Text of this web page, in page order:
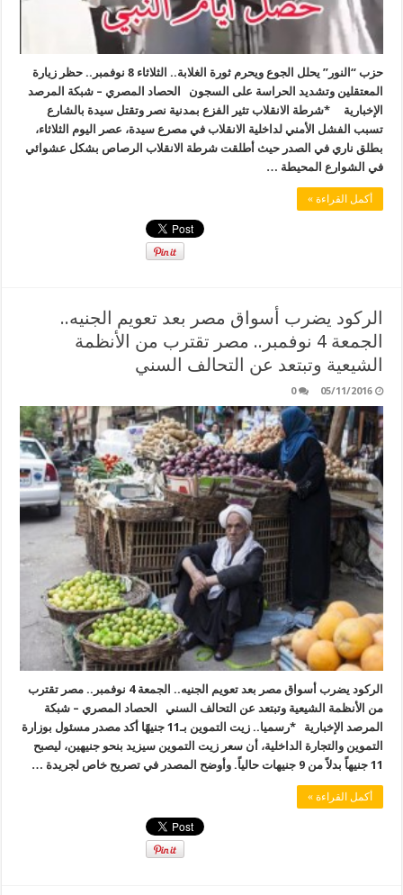
حزب “النور” يحلل الجوع ويحرم ثورة الغلابة.. الثلاثاء 8 نوفمبر.. حظر زيارة
المعتقلين وتشديد الحراسة على السجون الحصاد المصري – شبكة المرصد
الإخبارية *شرطة الانقلاب تثير الفزع بمدنية نصر وتقتل سيدة بالشارع
تسبب الفشل الأمني لداخلية الانقلاب في مصرع سيدة، عصر اليوم الثلاثاء،
بطلق ناري في الصدر حيث أطلقت شرطة الانقلاب الرصاص بشكل عشوائي
في الشوارع المحيطة …
أكمل القراءة »
الركود يضرب أسواق مصر بعد تعويم الجنيه..
الجمعة 4 نوفمبر.. مصر تقترب من الأنظمة
الشيعية وتبتعد عن التحالف السني
05/11/2016
0
الركود يضرب أسواق مصر بعد تعويم الجنيه.. الجمعة 4 نوفمبر.. مصر تقترب
من الأنظمة الشيعية وتبتعد عن التحالف السني الحصاد المصري – شبكة
المرصد الإخبارية *رسميا.. زيت التموين بـ11 جنيهًا أكد مصدر مسئول بوزارة
التموين والتجارة الداخلية، أن سعر زيت التموين سيزيد بنحو جنيهين، ليصبح
11 جنيهاً بدلاً من 9 جنيهات حالياً. وأوضح المصدر في تصريح خاص لجريدة …
أكمل القراءة »